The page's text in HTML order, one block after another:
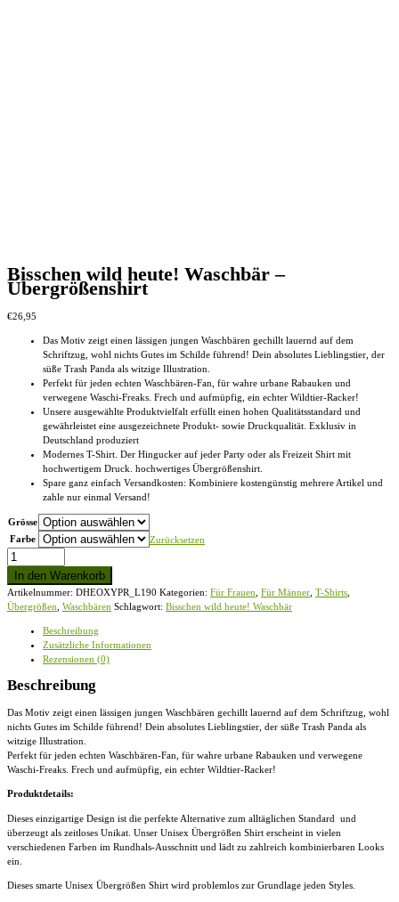
Bisschen wild heute! Waschbär –
Übergrößenshirt
€26,95
Das Motiv zeigt einen lässigen jungen Waschbären gechillt lauernd auf dem
Schriftzug, wohl nichts Gutes im Schilde führend! Dein absolutes Lieblingstier, der
süße Trash Panda als witzige Illustration.
Perfekt für jeden echten Waschbären-Fan, für wahre urbane Rabauken und
verwegene Waschi-Freaks. Frech und aufmüpfig, ein echter Wildtier-Racker!
Unsere ausgewählte Produktvielfalt erfüllt einen hohen Qualitätsstandard und
gewährleistet eine ausgezeichnete Produkt- sowie Druckqualität. Exklusiv in
Deutschland produziert
Modernes T-Shirt. Der Hingucker auf jeder Party oder als Freizeit Shirt mit
hochwertigem Druck. hochwertiges Übergrößenshirt.
Spare ganz einfach Versandkosten: Kombiniere kostengünstig mehrere Artikel und
zahle nur einmal Versand!
Grösse
Farbe
Zurücksetzen
Bisschen
wild
heute!
Waschbär
-
Übergrößenshirt
In den Warenkorb
Artikelnummer: DHEOXYPR_L190 Kategorien: Für Frauen Für Männer T-Shirts
Übergrößen Waschbären Schlagwort: Bisschen wild heute! Waschbär
Beschreibung
Zusätzliche Informationen
Rezensionen (0)
Beschreibung
Das Motiv zeigt einen lässigen jungen Waschbären gechillt lauernd auf dem Schriftzug, wohl
nichts Gutes im Schilde führend! Dein absolutes Lieblingstier, der süße Trash Panda als
witzige Illustration.
Perfekt für jeden echten Waschbären-Fan, für wahre urbane Rabauken und verwegene
Waschi-Freaks. Frech und aufmüpfig, ein echter Wildtier-Racker!
Produktdetails:
Dieses einzigartige Design ist die perfekte Alternative zum alltäglichen Standard und
überzeugt als zeitloses Unikat. Unser Unisex Übergrößen Shirt erscheint in vielen
verschiedenen Farben im Rundhals-Ausschnitt und lädt zu zahlreich kombinierbaren Looks
ein.
Dieses smarte Unisex Übergrößen Shirt wird problemlos zur Grundlage jeden Styles.